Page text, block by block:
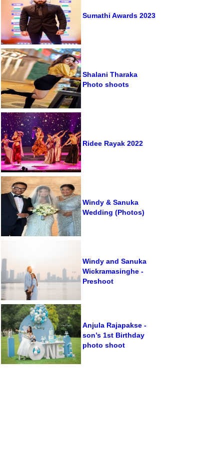
Sumathi Awards 2023
Shalani Tharaka
Photo shoots
Ridee Rayak 2022
Windy & Sanuka
Wedding (Photos)
Windy and Sanuka
Wickramasinghe -
Preshoot
Anjula Rajapakse -
son’s 1st Birthday
photo shoot